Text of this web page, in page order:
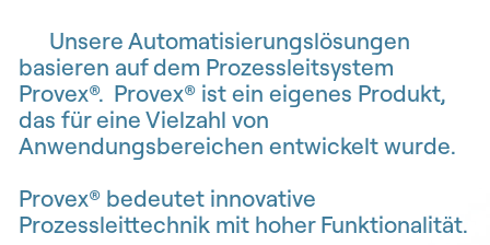
Unsere Automatisierungslösungen
basieren auf dem Prozessleitsystem
Provex®. Provex® ist ein eigenes Produkt,
das für eine Vielzahl von
Anwendungsbereichen entwickelt wurde.
Provex® bedeutet innovative
Prozessleittechnik mit hoher Funktionalität.